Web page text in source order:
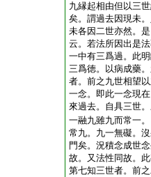
九縁起相由但以三
矣。謂過去因現未
未各因二世亦然。
云。若法所因出是
一中有三爲過。此
三爲徳。以病成藥
者。前之九世相望
一念。即此一念現
來過去。自具三世
一融九雖九而常一
常九。九一無礙。
門矣。況積念成世
故。又法性同故。
第七知三世者。前